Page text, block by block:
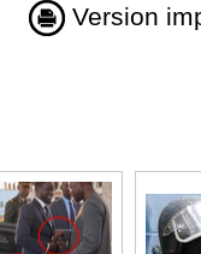
Version